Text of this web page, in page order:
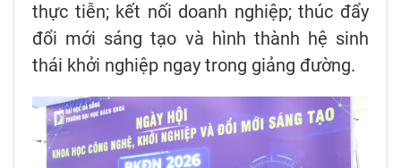
thực tiễn; kết nối doanh nghiệp; thúc đẩy
đổi mới sáng tạo và hình thành hệ sinh
thái khởi nghiệp ngay trong giảng đường.